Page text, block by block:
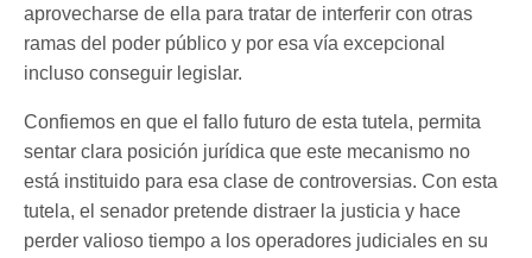
aprovecharse de ella para tratar de interferir con otras
ramas del poder público y por esa vía excepcional
incluso conseguir legislar.
Confiemos en que el fallo futuro de esta tutela, permita
sentar clara posición jurídica que este mecanismo no
está instituido para esa clase de controversias. Con esta
tutela, el senador pretende distraer la justicia y hace
perder valioso tiempo a los operadores judiciales en su